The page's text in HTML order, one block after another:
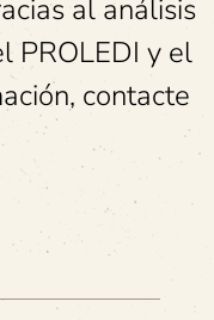
al análisis
PROLEDI y el
contacte